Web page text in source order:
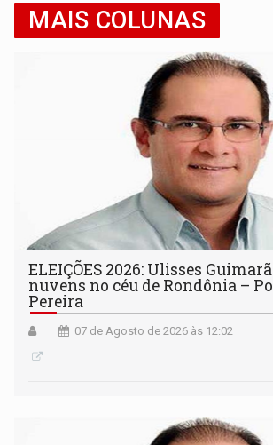
MAIS COLUNAS
ELEIÇÕES 2026: Ulisses
nuvens no céu de Rondônia –
Pereira
07 de Agosto de 2026 às 12:02